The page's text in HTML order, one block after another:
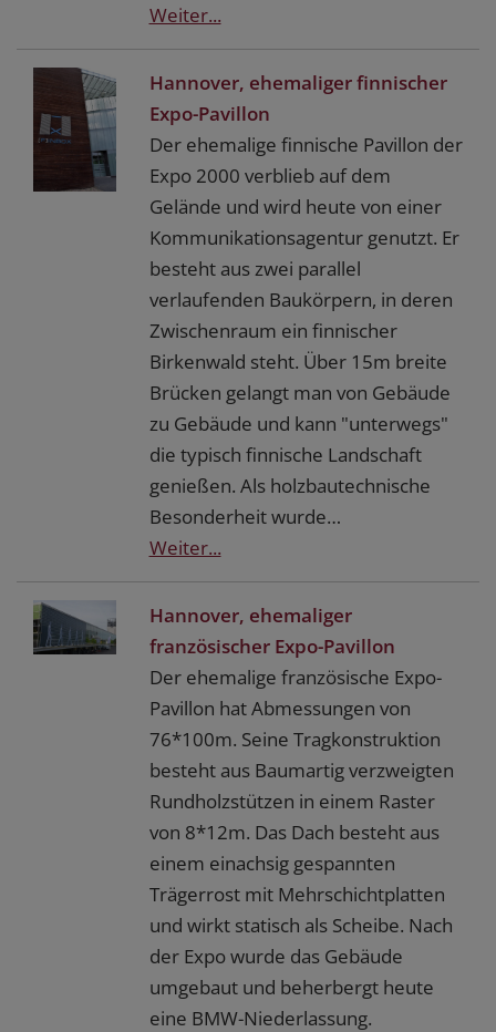
Weiter...
Hannover, ehemaliger finnischer
Expo-Pavillon
Der ehemalige finnische Pavillon der
Expo 2000 verblieb auf dem
Gelände und wird heute von einer
Kommunikationsagentur genutzt. Er
besteht aus zwei parallel
verlaufenden Baukörpern, in deren
Zwischenraum ein finnischer
Birkenwald steht. Über 15m breite
Brücken gelangt man von Gebäude
zu Gebäude und kann "unterwegs"
die typisch finnische Landschaft
genießen. Als holzbautechnische
Besonderheit wurde…
Weiter...
Hannover, ehemaliger
französischer Expo-Pavillon
Der ehemalige französische Expo-
Pavillon hat Abmessungen von
76*100m. Seine Tragkonstruktion
besteht aus Baumartig verzweigten
Rundholzstützen in einem Raster
von 8*12m. Das Dach besteht aus
einem einachsig gespannten
Trägerrost mit Mehrschichtplatten
und wirkt statisch als Scheibe. Nach
der Expo wurde das Gebäude
umgebaut und beherbergt heute
eine BMW-Niederlassung.